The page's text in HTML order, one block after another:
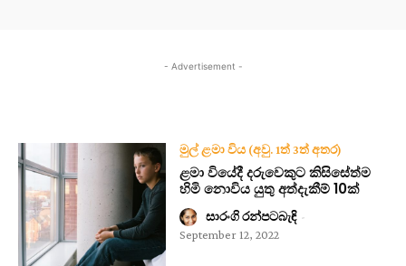
- Advertisement -
මුල් ළමා විය (අවු. 1ත් 3ත් අතර)
ළමා වියේදී දරුවෙකුට කිසිසේත්ම
හිමි නොවිය යුතු අත්දැකීම් 10ක්
සාරංගි රන්පටබැඳි -
September 12, 2022